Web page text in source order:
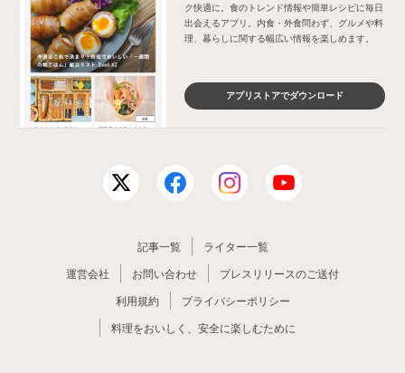
ク快適に。食のトレンド情報や簡単レシピに毎日
出会えるアプリ。内食・外食問わず、グルメや料
理、暮らしに関する幅広い情報を楽しめます。
アプリストアでダウンロード
記事一覧
ライター一覧
運営会社
お問い合わせ
プレスリリースのご送付
利用規約
プライバシーポリシー
料理をおいしく、安全に楽しむために